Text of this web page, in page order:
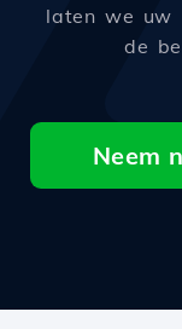
laten we uw
de
Neem